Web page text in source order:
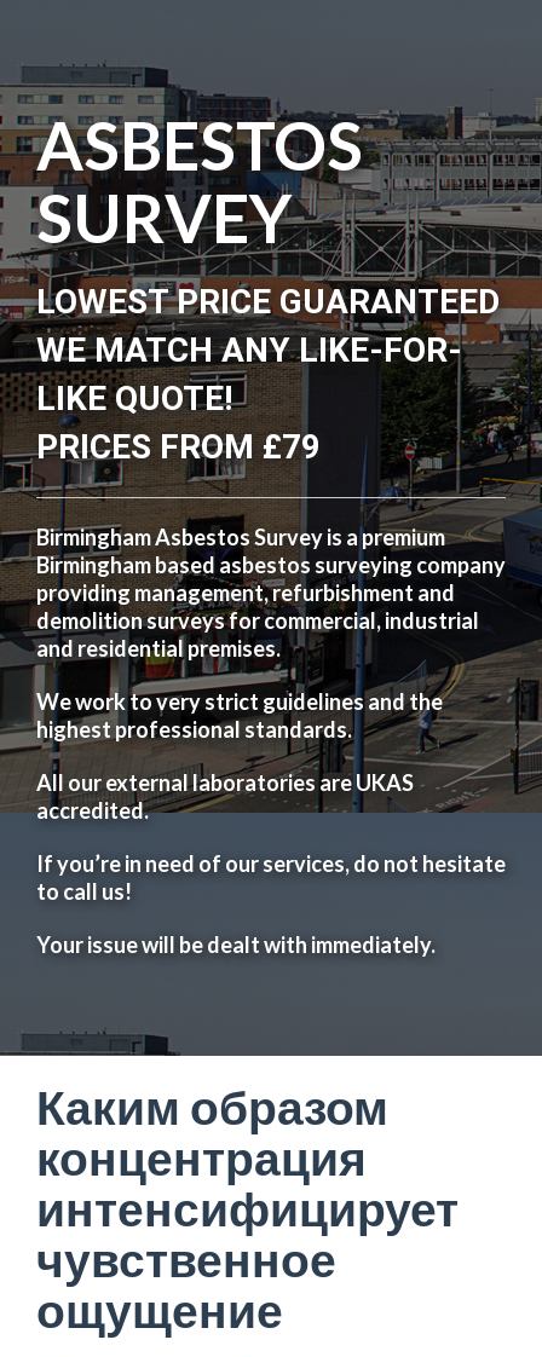
ASBESTOS
SURVEY
LOWEST PRICE GUARANTEED
WE MATCH ANY LIKE-FOR-
LIKE QUOTE!
PRICES FROM £79
Birmingham Asbestos Survey is a premium
Birmingham based asbestos surveying company
providing management, refurbishment and
demolition surveys for commercial, industrial
and residential premises.
We work to very strict guidelines and the
highest professional standards.
All our external laboratories are UKAS
accredited.
If you’re in need of our services, do not hesitate
to call us!
Your issue will be dealt with immediately.
Каким образом
концентрация
интенсифицирует
чувственное
ощущение